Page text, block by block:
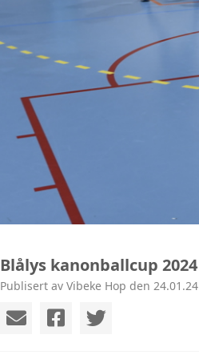
Blålys kanonballcup 2024
Publisert av Vibeke Hop den